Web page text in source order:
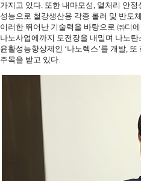
가지고 있다. 또한 내마모성, 열처리 안
성능으로 철강생산용 각종 롤러 및 반도
이러한 뛰어난 기술력을 바탕으로 ㈜디
나노사업에까지 도전장을 내밀며 나노
윤활성능향상제인 ‘나노렉스’를 개발,
주목을 받고 있다.